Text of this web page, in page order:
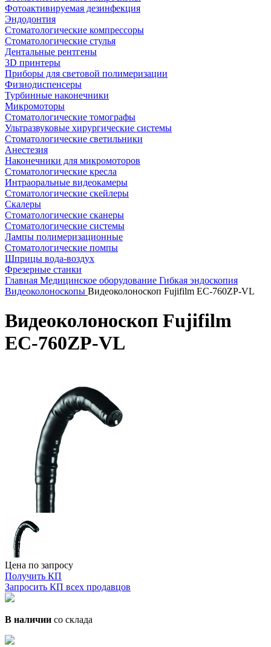
Фотоактивируемая дезинфекция
Эндодонтия
Стоматологические компрессоры
Стоматологические стулья
Дентальные рентгены
3D принтеры
Приборы для световой полимеризации
Физиодиспенсеры
Турбинные наконечники
Микромоторы
Стоматологические томографы
Ультразвуковые хирургические системы
Стоматологические светильники
Анестезия
Наконечники для микромоторов
Стоматологические кресла
Интраоральные видеокамеры
Стоматологические скейлеры
Скалеры
Стоматологические сканеры
Стоматологические системы
Лампы полимеризационные
Стоматологические помпы
Шприцы вода-воздух
Фрезерные станки
Главная Медицинское оборудование Гибкая эндоскопия
Видеоколоноскопы Видеоколоноскоп Fujifilm EC-760ZP-VL
Видеоколоноскоп Fujifilm
EC-760ZP-VL
Цена по запросу
Получить КП
Запросить КП всех продавцов
В наличии со склада